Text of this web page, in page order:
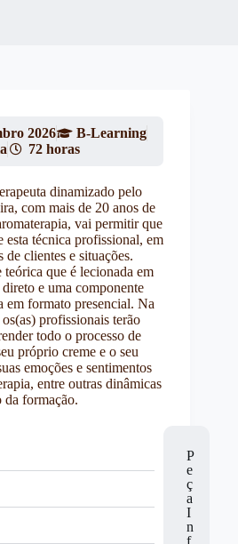
2026
B-Learning
72 horas
dinamizado pelo
com mais de 20 anos de
vai permitir que
técnica profissional, em
de clientes e situações.
que é lecionada em
e uma componente
em formato presencial. Na
profissionais terão
todo o processo de
próprio creme e o seu
emoções e sentimentos
entre outras dinâmicas
da formação.
P
e
ç
a
I
n
f